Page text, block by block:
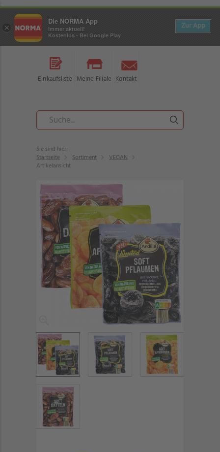
Einkaufsliste Meine Filiale Kontakt
Sie sind hier:
Startseite
Sortiment
VEGAN
Artikelansicht
×
Die NORMA App
Immer aktuell!
Kostenlos - Bei Google Play
Zur App